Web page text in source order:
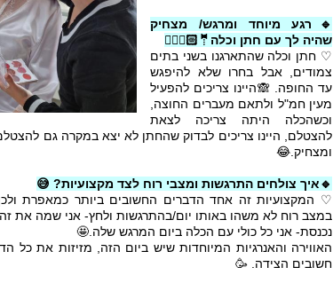
🔹רגע מיוחד ומרגש/ מצחיק
שהיה לך עם חתן וכלה🤵🏻👰🏻‍♀
♡ חתן וכלה שהתארגנו בשני בתים
צמודים, אבל בחרו שלא להיפגש
עד החופה. 🙈היינו צריכים להפעיל
מעין חמ"ל ולתאם מעברים החוצה,
וכשהכלה היתה צריכה לצאת
להצטלם, היינו צריכים לבדוק שהחתן לא יצא במקרה גם
ומצחיק.😂
🔹איך צולחים התרגשות ומצבי רוח לצד מקצועיות? 😅
♡ המקצועיות זה אחד הדברים החשובים ביותר כמאפרת
במצב רוח לא משהו באותו יום/בהתרגשות ולחץ- אני שמה את
נכנסת- אני כל כולי עם הכלה ביום המרגש שלה.🤩
האווירה והאנרגיות המיוחדות שיש ביום הזה, מזיזות את כל
חשובים הצידה. 🥳